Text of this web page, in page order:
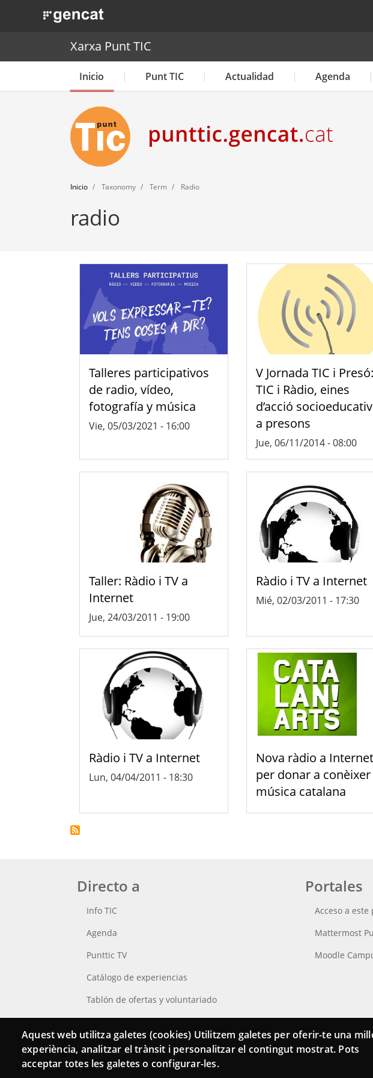
. Obre en una nova finestra.
Xarxa Punt TIC
Inicio Punt TIC Actualidad Agenda
Inicio Taxonomy Term Radio
radio
Talleres participativos
de radio, vídeo,
fotografía y música
Vie, 05/03/2021 - 16:00
V Jornada TIC i Presó:
TIC i Ràdio, eines
d’acció
a presons
Jue, 06/11/2014 - 08:00
Taller: Ràdio i TV a
Internet
Jue, 24/03/2011 - 19:00
Ràdio i TV a Internet
Mié, 02/03/2011 - 17:30
Ràdio i TV a Internet
Lun, 04/04/2011 - 18:30
Nova ràdio a Internet
per donar a conèixer
música catalana
Directo a
Info TIC
Agenda
Punttic TV
Catálogo de experiencias
Tablón de ofertas y voluntariado
Busca tu Punt TIC
Portales
Acceso a este
Mattermost
Moodle
Aquest web utilitza galetes (cookies) Utilitzem galetes per oferir-te una
experiència, analitzar el trànsit i personalitzar el contingut mostrat. Pots
acceptar totes les galetes o configurar-les.